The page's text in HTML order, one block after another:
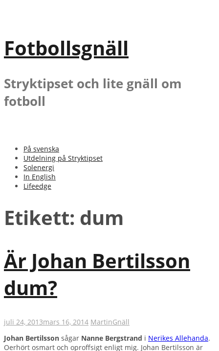
Fotbollsgnäll
Stryktipset och lite gnäll om
fotboll
På svenska
Utdelning på Stryktipset
Solenergi
In English
Lifeedge
Etikett: dum
Är Johan Bertilsson
dum?
juli 24, 2013mars 16, 2014 MartinGnäll
Johan Bertilsson sågar Nanne Bergstrand i Nerikes Allehanda.
Oerhört osmart och oproffsigt enligt mig. Johan Bertilsson är